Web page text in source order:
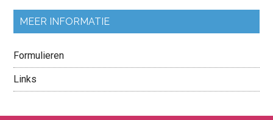
MEER INFORMATIE
Formulieren
Links